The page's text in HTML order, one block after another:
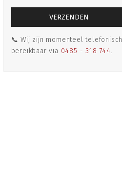
📞 Wij zijn momenteel telefonisch
bereikbaar via 0485 - 318 744.